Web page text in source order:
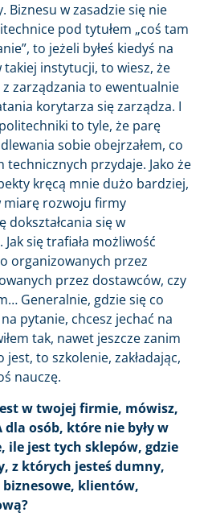
Biznesu w zasadzie się nie
pod tytułem „coś tam
to jeżeli byłeś kiedyś na
instytucji, to wiesz, że
zarządzania to ewentualnie
korytarza się zarządza. I
to tyle, że parę
sobie obejrzałem, co
technicznych przydaje. Jako że
kręcą mnie dużo bardziej,
miarę rozwoju firmy
dokształcania się w
się trafiała możliwość
organizowanych przez
przez dostawców, czy
Generalnie, gdzie się co
pytanie, chcesz jechać na
tak, nawet jeszcze zanim
to szkolenie, zakładając,
nauczę.
w twojej firmie, mówisz,
osób, które nie były w
ile jest tych sklepów, gdzie
z których jesteś dumny,
klientów,